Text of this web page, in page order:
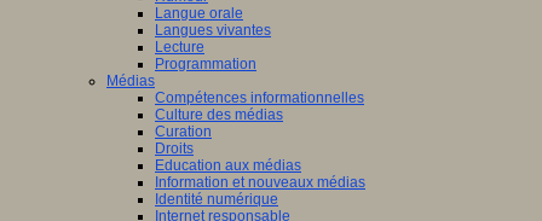
Langue orale
Langues vivantes
Lecture
Programmation
Médias
Compétences informationnelles
Culture des médias
Curation
Droits
Education aux médias
Information et nouveaux médias
Identité numérique
Internet responsable